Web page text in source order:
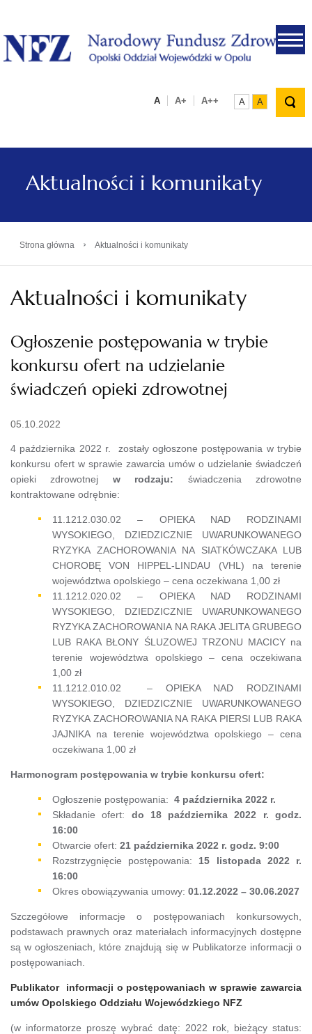
.
A A+ A++ A A
Aktualności i komunikaty
Strona główna › Aktualności i komunikaty
Aktualności i komunikaty
Ogłoszenie postępowania w trybie
konkursu ofert na udzielanie
świadczeń opieki zdrowotnej
05.10.2022
4 października 2022 r. zostały ogłoszone postępowania w trybie
konkursu ofert w sprawie zawarcia umów o udzielanie świadczeń
opieki zdrowotnej w rodzaju: świadczenia zdrowotne
kontraktowane odrębnie:
11.1212.030.02 – OPIEKA NAD RODZINAMI
WYSOKIEGO, DZIEDZICZNIE UWARUNKOWANEGO
RYZYKA ZACHOROWANIA NA SIATKÓWCZAKA LUB
CHOROBĘ VON HIPPEL-LINDAU (VHL) na terenie
województwa opolskiego – cena oczekiwana 1,00 zł
11.1212.020.02 – OPIEKA NAD RODZINAMI
WYSOKIEGO, DZIEDZICZNIE UWARUNKOWANEGO
RYZYKA ZACHOROWANIA NA RAKA JELITA GRUBEGO
LUB RAKA BŁONY ŚLUZOWEJ TRZONU MACICY na
terenie województwa opolskiego – cena oczekiwana
1,00 zł
11.1212.010.02 – OPIEKA NAD RODZINAMI
WYSOKIEGO, DZIEDZICZNIE UWARUNKOWANEGO
RYZYKA ZACHOROWANIA NA RAKA PIERSI LUB RAKA
JAJNIKA na terenie województwa opolskiego – cena
oczekiwana 1,00 zł
Harmonogram postępowania w trybie konkursu ofert:
Ogłoszenie postępowania: 4 października 2022 r.
Składanie ofert: do 18 października 2022 r. godz.
16:00
Otwarcie ofert: 21 października 2022 r. godz. 9:00
Rozstrzygnięcie postępowania: 15 listopada 2022 r.
16:00
Okres obowiązywania umowy: 01.12.2022 – 30.06.2027
Szczegółowe informacje o postępowaniach konkursowych,
podstawach prawnych oraz materiałach informacyjnych dostępne
są w ogłoszeniach, które znajdują się w Publikatorze informacji o
postępowaniach.
Publikator informacji o postępowaniach w sprawie zawarcia
umów Opolskiego Oddziału Wojewódzkiego NFZ
(w informatorze proszę wybrać datę: 2022 rok, bieżący status: